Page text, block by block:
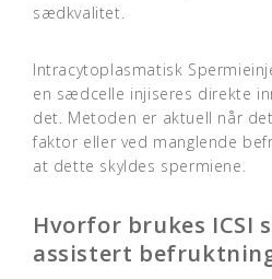
sædkvalitet.
Intracytoplasmatisk
en sædcelle injiseres direkte
det. Metoden er aktuell når
faktor eller ved manglende
at dette skyldes spermiene.
Hvorfor brukes ICSI
assistert